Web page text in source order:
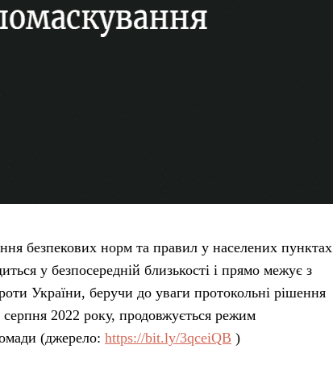
безпекових норм та правил у населених пунктах
у безпосередній близькості і прямо межує з
України, беручи до уваги протокольні рішення
серпня 2022 року, продовжується режим
(джерело: https://bit.ly/3qceiQB )